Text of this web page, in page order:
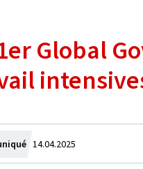
Global
Crée
le
14.04.2025